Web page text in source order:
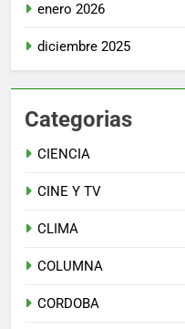
enero 2026
diciembre 2025
Categorias
CIENCIA
CINE Y TV
CLIMA
COLUMNA
CORDOBA